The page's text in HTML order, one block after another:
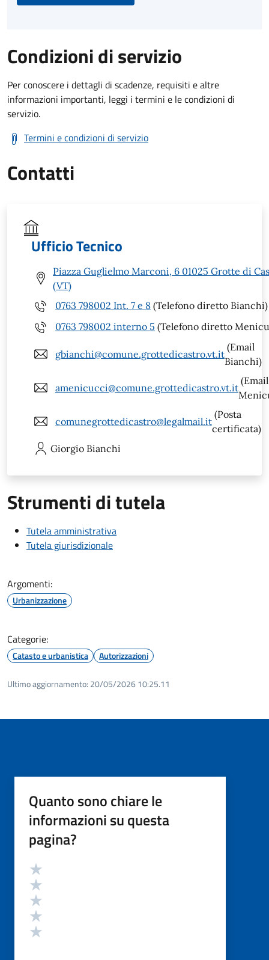
Condizioni di servizio
Per conoscere i dettagli di scadenze, requisiti e altre
informazioni importanti, leggi i termini e le condizioni di
servizio.
Termini e condizioni di servizio
Contatti
Ufficio Tecnico
Piazza Guglielmo Marconi, 6 01025 Grotte di
(VT)
0763 798002 Int. 7 e 8 (Telefono diretto Bianchi)
0763 798002 interno 5 (Telefono diretto
gbianchi@comune.grottedicastro.vt.it
(Email
Bianchi)
amenicucci@comune.grottedicastro.vt.it
(Email
comunegrottedicastro@legalmail.it
(Posta
certificata)
Giorgio Bianchi
Strumenti di tutela
Tutela amministrativa
Tutela giurisdizionale
Argomenti:
Urbanizzazione
Categorie:
Catasto e urbanistica Autorizzazioni
Ultimo aggiornamento: 20/05/2026 10:25.11
Quanto sono chiare le
informazioni su questa
pagina?
Valutazione